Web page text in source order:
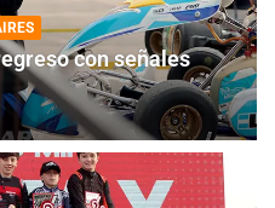
con señales